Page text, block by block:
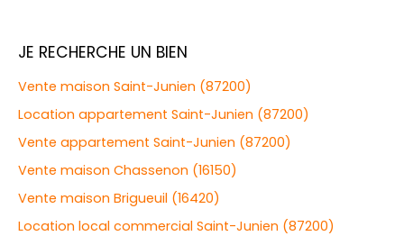
JE RECHERCHE UN BIEN
Vente maison Saint-Junien (87200)
Location appartement Saint-Junien (87200)
Vente appartement Saint-Junien (87200)
Vente maison Chassenon (16150)
Vente maison Brigueuil (16420)
Location local commercial Saint-Junien (87200)